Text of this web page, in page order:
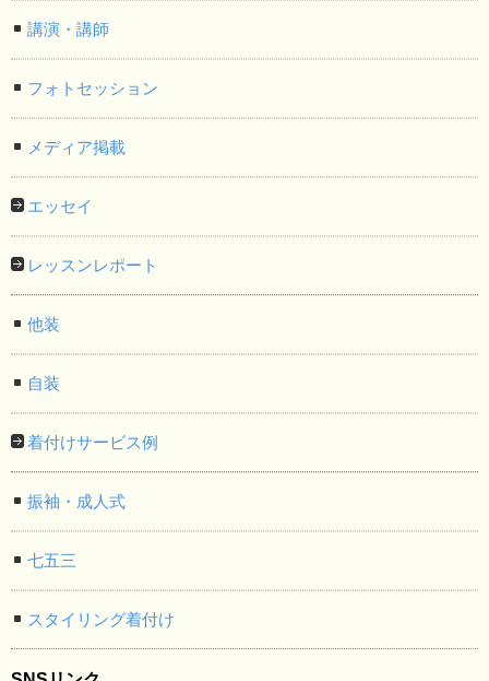
講演・講師
フォトセッション
メディア掲載
エッセイ
レッスンレポート
他装
自装
着付けサービス例
振袖・成人式
七五三
スタイリング着付け